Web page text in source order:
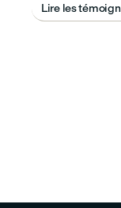
Lire les